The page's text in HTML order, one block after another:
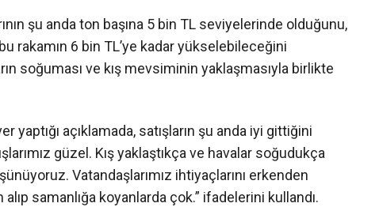
şu anda ton başına 5 bin TL seviyelerinde olduğunu,
rakamın 6 bin TL’ye kadar yükselebileceğini
soğuması ve kış mevsiminin yaklaşmasıyla birlikte
yaptığı açıklamada, satışların şu anda iyi gittiğini
güzel. Kış yaklaştıkça ve havalar soğudukça
Vatandaşlarımız ihtiyaçlarını erkenden
alıp samanlığa koyanlarda çok.” ifadelerini kullandı.